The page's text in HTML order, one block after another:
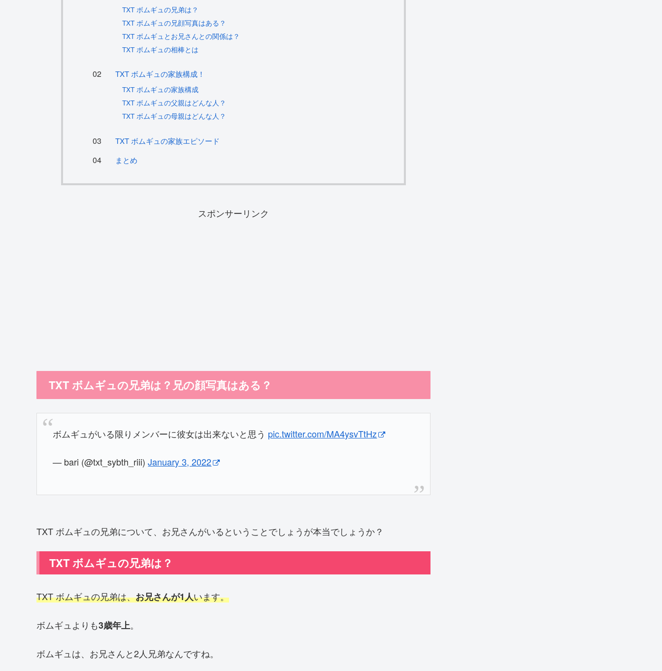
TXT ボムギュの兄弟は？
TXT ボムギュの兄顔写真はある？
TXT ボムギュとお兄さんとの関係は？
TXT ボムギュの相棒とは
TXT ボムギュの家族構成！
TXT ボムギュの家族構成
TXT ボムギュの父親はどんな人？
TXT ボムギュの母親はどんな人？
TXT ボムギュの家族エピソード
まとめ
スポンサーリンク
TXT ボムギュの兄弟は？兄の顔写真はある？
ボムギュがいる限りメンバーに彼女は出来ないと思う pic.twitter.com/MA4ysvTtHz
— bari (@txt_sybth_riii)January 3, 2022
TXT ボムギュの兄弟について、お兄さんがいるということでしょうが本当でしょうか？
TXT ボムギュの兄弟は？
TXT ボムギュの兄弟は、お兄さんが1人います。
ボムギュよりも3歳年上。
ボムギュは、お兄さんと2人兄弟なんですね。